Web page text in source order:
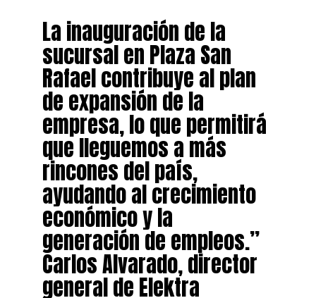
La inauguración de la
sucursal en Plaza San
Rafael contribuye al plan
de expansión de la
empresa, lo que permitirá
que lleguemos a más
rincones del país,
ayudando al crecimiento
económico y la
generación de empleos.”
Carlos Alvarado, director
general de Elektra